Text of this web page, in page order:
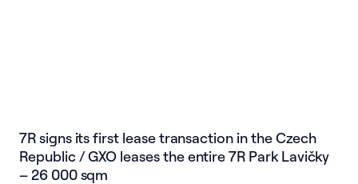
7R signs its first lease transaction in the Czech
Republic / GXO leases the entire 7R Park Lavičky
– 26 000 sqm